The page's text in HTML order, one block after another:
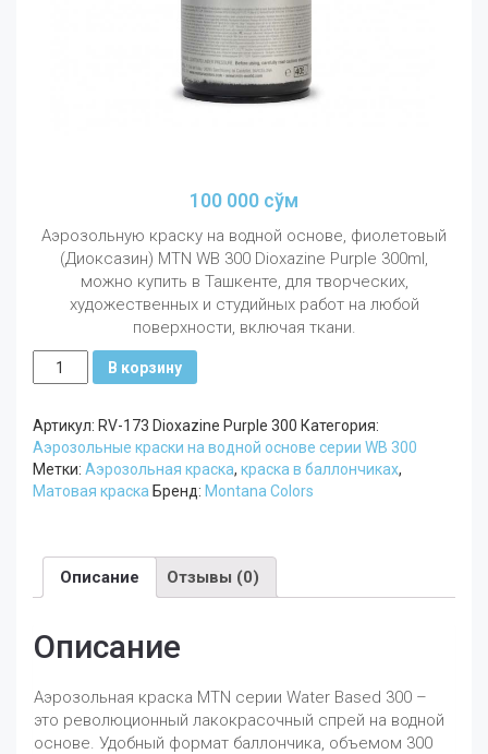
100 000 сўм
Аэрозольную краску на водной основе, фиолетовый
(Диоксазин) MTN WB 300 Dioxazine Purple 300ml,
можно купить в Ташкенте, для творческих,
художественных и студийных работ на любой
поверхности, включая ткани.
Количество
MTN
300
мл
Фиолетовый
Диоксазин
В корзину
Артикул: RV-173 Dioxazine Purple 300 Категория:
Аэрозольные краски на водной основе серии WB 300
Метки: Аэрозольная краска, краска в баллончиках,
Матовая краска Бренд: Montana Colors
Описание Отзывы (0)
Описание
Аэрозольная краска MTN серии Water Based 300 –
это революционный лакокрасочный спрей на водной
основе. Удобный формат баллончика, объемом 300